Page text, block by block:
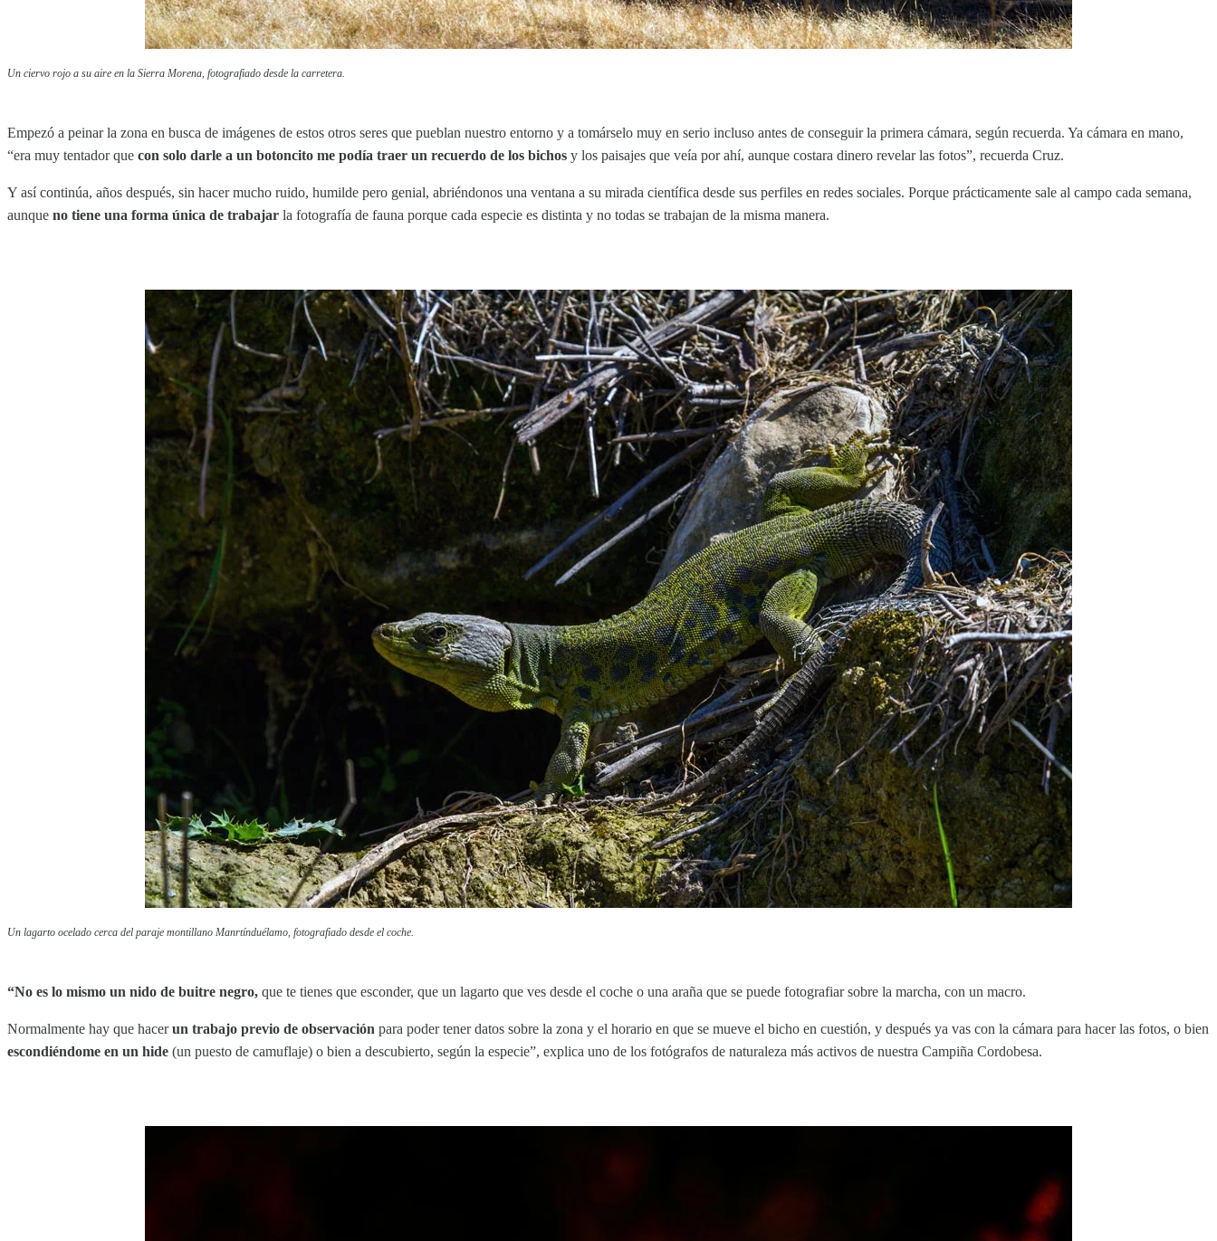
Un ciervo rojo a su aire en la Sierra Morena, fotografiado desde la carretera.
Empezó a peinar la zona en busca de imágenes de estos otros seres que pueblan nuestro entorno y a tomárselo muy en serio incluso antes de conseguir la primera cámara, según recuerda. Ya cámara en mano,
“era muy tentador que con solo darle a un botoncito me podía traer un recuerdo de los bichos y los paisajes que veía por ahí, aunque costara dinero revelar las fotos”, recuerda Cruz.
Y así continúa, años después, sin hacer mucho ruido, humilde pero genial, abriéndonos una ventana a su mirada científica desde sus perfiles en redes sociales. Porque prácticamente sale al campo cada semana,
aunque no tiene una forma única de trabajar la fotografía de fauna porque cada especie es distinta y no todas se trabajan de la misma manera.
Un lagarto ocelado cerca del paraje montillano Manrtínduélamo, fotografiado desde el coche.
“No es lo mismo un nido de buitre negro, que te tienes que esconder, que un lagarto que ves desde el coche o una araña que se puede fotografiar sobre la marcha, con un macro.
Normalmente hay que hacerun trabajo previo de observación para poder tener datos sobre la zona y el horario en que se mueve el bicho en cuestión, y después ya vas con la cámara para hacer las fotos, o bien
escondiéndome en un hide (un puesto de camuflaje) o bien a descubierto, según la especie”, explica uno de los fotógrafos de naturaleza más activos de nuestra Campiña Cordobesa.